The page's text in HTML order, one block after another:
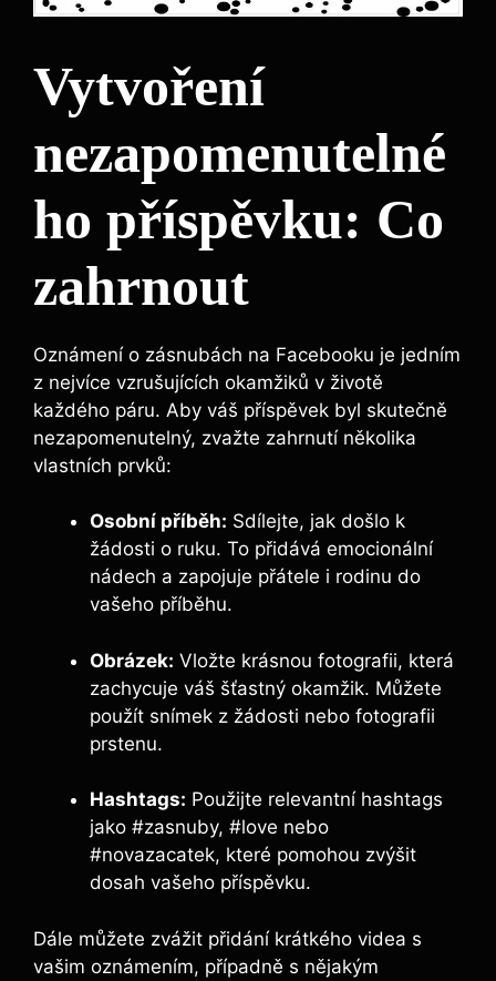
Vytvoření
nezapomenutelné
ho příspěvku: Co
zahrnout
Oznámení o zásnubách na Facebooku je jedním
z nejvíce vzrušujících okamžiků v životě
každého páru. Aby váš příspěvek byl skutečně
nezapomenutelný, zvažte zahrnutí několika
vlastních prvků:
Osobní příběh: Sdílejte, jak došlo k
žádosti o ruku. To přidává emocionální
nádech a zapojuje přátele i rodinu do
vašeho příběhu.
Obrázek: Vložte krásnou fotografii, která
zachycuje váš šťastný okamžik. Můžete
použít snímek z žádosti nebo fotografii
prstenu.
Hashtags: Použijte relevantní hashtags
jako #zasnuby, #love nebo
#novazacatek, které pomohou zvýšit
dosah vašeho příspěvku.
Dále můžete zvážit přidání krátkého videa s
vašim oznámením, případně s nějakým